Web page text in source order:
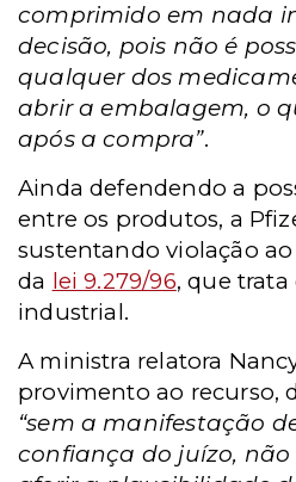
comprimido em nada
decisão, pois não é
qualquer dos
abrir a embalagem, o
após a compra”.
Ainda defendendo a
entre os produtos, a
sustentando violação ao
da lei 9.279/96, que
industrial.
A ministra relatora
provimento ao recurso,
“sem a manifestação
confiança do juízo,